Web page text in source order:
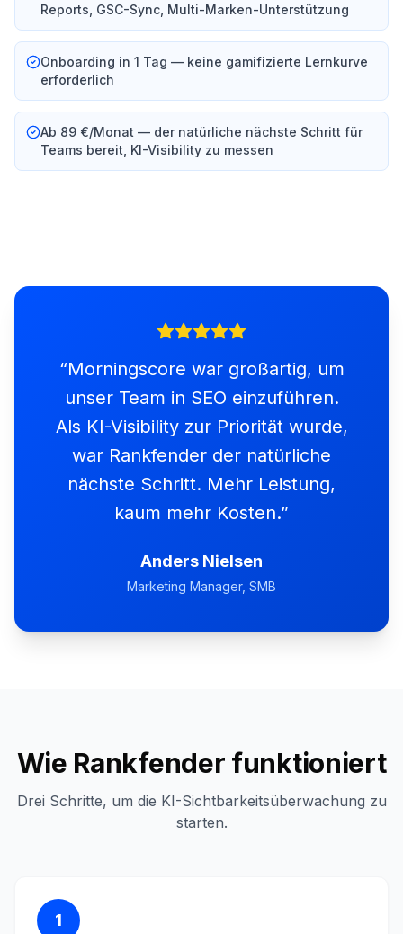
Reports, GSC-Sync, Multi-Marken-Unterstützung
Onboarding in 1 Tag — keine gamifizierte Lernkurve
erforderlich
Ab 89 €/Monat — der natürliche nächste Schritt für
Teams bereit, KI-Visibility zu messen
“Morningscore war großartig, um
unser Team in SEO einzuführen.
Als KI-Visibility zur Priorität wurde,
war Rankfender der natürliche
nächste Schritt. Mehr Leistung,
kaum mehr Kosten.”
Anders Nielsen
Marketing Manager, SMB
Wie Rankfender funktioniert
Drei Schritte, um die KI-Sichtbarkeitsüberwachung zu
starten.
1